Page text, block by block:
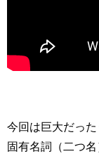
今回は巨大だっ
固有名詞（二つ